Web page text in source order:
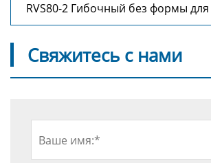
RVS80-2 Гибочный без формы
Свяжитесь с нами